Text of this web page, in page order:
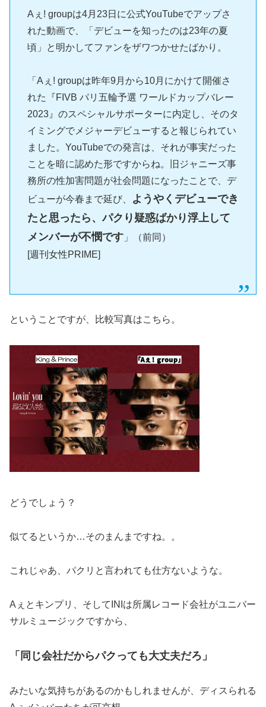
Aぇ! groupは4月23日に公式YouTubeでアップさ
れた動画で、「デビューを知ったのは23年の夏
頃」と明かしてファンをザワつかせたばかり。
「Aぇ! groupは昨年9月から10月にかけて開催さ
れた『FIVB パリ五輪予選 ワールドカップバレー
2023』のスペシャルサポーターに内定し、そのタ
イミングでメジャーデビューすると報じられてい
ました。YouTubeでの発言は、それが事実だった
ことを暗に認めた形ですからね。旧ジャニーズ事
務所の性加害問題が社会問題になったことで、デ
ビューが今春まで延び、
ようやくデビューでき
たと思ったら、パクり疑惑ばかり浮上して
メンバーが不憫です」（前同）
[週刊女性PRIME]
ということですが、比較写真はこちら。
どうでしょう？
似てるというか…そのまんまですね。。
これじゃあ、パクリと言われても仕方ないような。
Aぇとキンプリ、そしてINIは所属レコード会社がユニバー
サルミュージックですから、
「同じ会社だからパクっても大丈夫だろ」
みたいな気持ちがあるのかもしれませんが、ディスられる